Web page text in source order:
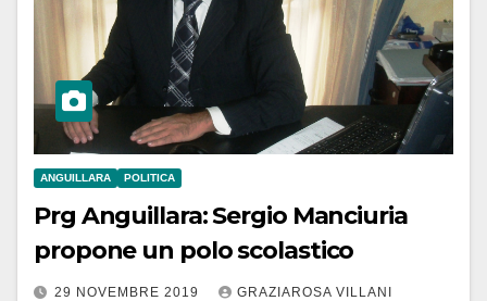
ANGUILLARA POLITICA
Prg Anguillara: Sergio Manciuria
propone un polo scolastico
29 NOVEMBRE 2019 GRAZIAROSA VILLANI